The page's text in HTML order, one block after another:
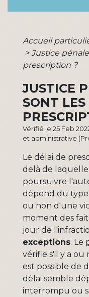
Accueil
> Justice
prescription ?
JUSTICE
SONT
Vérifié le 25 Feb
et administrative
Le délai de
delà de
poursuivre
dépend du type
ou non d'une
moment des
jour de
exceptions. Le
vérifie s'il y a ou
est possible de
délai semble
interrompu ou